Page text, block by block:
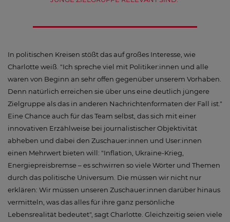
In politischen Kreisen stößt das auf großes Interesse, wie
Charlotte weiß. "Ich spreche viel mit Politiker:innen und alle
waren von Beginn an sehr offen gegenüber unserem Vorhaben.
Denn natürlich erreichen sie über uns eine deutlich jüngere
Zielgruppe als das in anderen Nachrichtenformaten der Fall ist."
Eine Chance auch für das Team selbst, das sich mit einer
innovativen Erzählweise bei journalistischer Objektivität
abheben und dabei den Zuschauer:innen und User:innen
einen Mehrwert bieten will: "Inflation, Ukraine-Krieg,
Energiepreisbremse – es schwirren so viele Wörter und Themen
durch das politische Universum. Die müssen wir nicht nur
erklären: Wir müssen unseren Zuschauer:innen darüber hinaus
vermitteln, was das alles für ihre ganz persönliche
Lebensrealität bedeutet", sagt Charlotte. Gleichzeitig seien viele